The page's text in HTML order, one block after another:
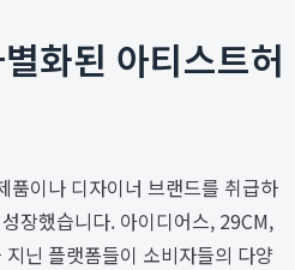
화된 아티스트허
품이나 디자이너 브랜드를 취급하
장했습니다. 아이디어스, 29CM,
닌 플랫폼들이 소비자들의 다양